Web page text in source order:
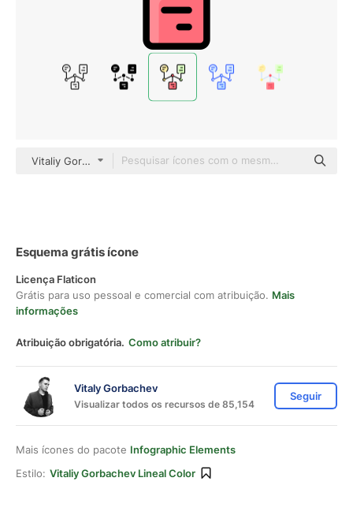
Vitaliy Gorbachev Lineal Color
Esquema grátis ícone
Licença Flaticon
Grátis para uso pessoal e comercial com atribuição. Mais
informações
Atribuição obrigatória. Como atribuir?
Vitaly Gorbachev
Visualizar todos os recursos de 85,154
Seguir
Mais ícones do pacote Infographic Elements
Estilo: Vitaliy Gorbachev Lineal Color